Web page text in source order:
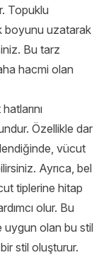
Topuklu
boyunu uzatarak
Bu tarz
hacmi olan
Özellikle dar
vücut
Ayrıca, bel
tiplerine hitap
olur. Bu
uygun olan bu stil
stil oluşturur.